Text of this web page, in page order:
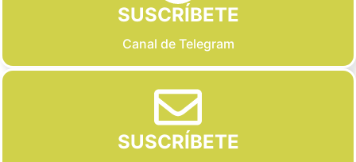
SUSCRÍBETE
Canal de Telegram
SUSCRÍBETE